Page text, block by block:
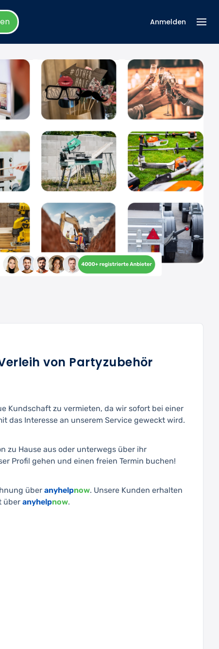
Anmelden
von Partyzubehör
Kundschaft zu vermieten, da wir sofort bei einer
das Interesse an unserem Service geweckt wird.
zu Hause aus oder unterwegs über ihr
Profil gehen und einen freien Termin buchen!
über anyhelpnow. Unsere Kunden erhalten
über anyhelpnow.